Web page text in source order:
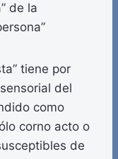
de la
tiene por
del
como
corno acto o
de